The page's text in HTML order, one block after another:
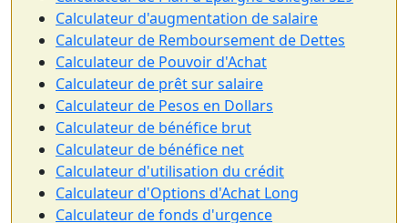
Calculateur d'augmentation de salaire
Calculateur de Remboursement de Dettes
Calculateur de Pouvoir d'Achat
Calculateur de prêt sur salaire
Calculateur de Pesos en Dollars
Calculateur de bénéfice brut
Calculateur de bénéfice net
Calculateur d'utilisation du crédit
Calculateur d'Options d'Achat Long
Calculateur de fonds d'urgence